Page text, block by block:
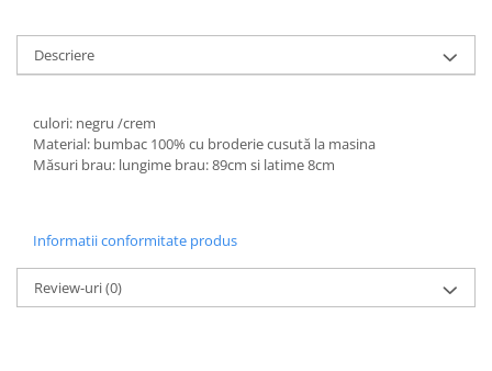
Descriere
culori: negru /crem
Material: bumbac 100% cu broderie cusută la masina
Măsuri brau: lungime brau: 89cm si latime 8cm
Informatii conformitate produs
Review-uri(0)